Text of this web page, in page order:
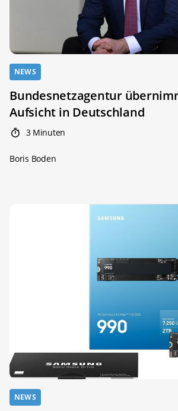
NEWS
Bundesnetzagentur
Aufsicht in Deutschland
3 Minuten
Boris Boden
NEWS